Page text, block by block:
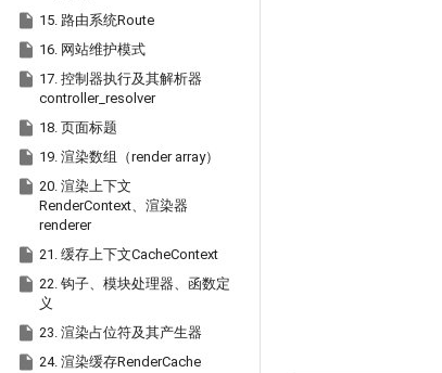
 15. 路由系统Route
 16. 网站维护模式
 17. 控制器执行及其解析器
controller_resolver
 18. 页面标题
 19. 渲染数组（render array）
 20. 渲染上下文
RenderContext、渲染器
renderer
 21. 缓存上下文CacheContext
 22. 钩子、模块处理器、函数定
义
 23. 渲染占位符及其产生器
 24. 渲染缓存RenderCache